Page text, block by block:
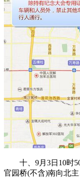
十、9月3日10时50
官园桥(不含)南向北